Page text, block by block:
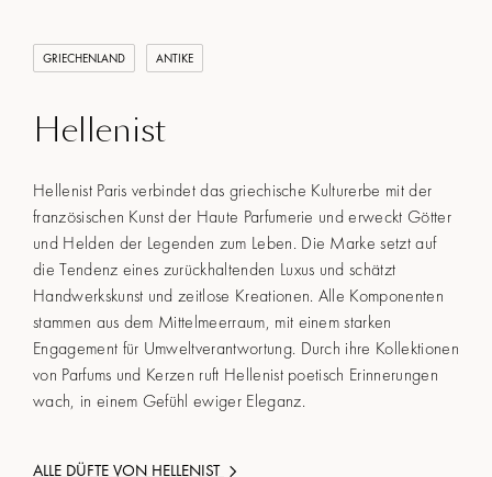
GRIECHENLAND ANTIKE
Hellenist
Hellenist Paris verbindet das griechische Kulturerbe mit der
französischen Kunst der Haute Parfumerie und erweckt Götter
und Helden der Legenden zum Leben. Die Marke setzt auf
die Tendenz eines zurückhaltenden Luxus und schätzt
Handwerkskunst und zeitlose Kreationen. Alle Komponenten
stammen aus dem Mittelmeerraum, mit einem starken
Engagement für Umweltverantwortung. Durch ihre Kollektionen
von Parfums und Kerzen ruft Hellenist poetisch Erinnerungen
wach, in einem Gefühl ewiger Eleganz.
ALLE DÜFTE VON HELLENIST